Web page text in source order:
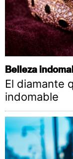
Belleza
El diamante
indomable